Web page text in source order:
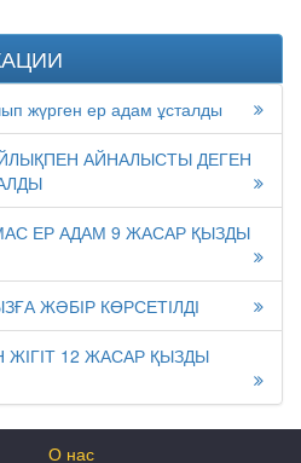
жүрген ер адам ұсталды
АЙНАЛЫСТЫ ДЕГЕН
ЕР АДАМ 9 ЖАСАР ҚЫЗДЫ
ЖӘБІР КӨРСЕТІЛДІ
12 ЖАСАР ҚЫЗДЫ
О нас